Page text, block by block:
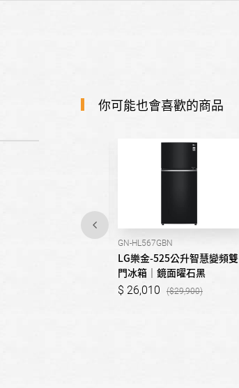
你可能也會喜歡的商品
GN-HL567GBN
LG樂金-525公升智慧變頻雙
門冰箱｜鏡面曜石黑
26,010 29,900